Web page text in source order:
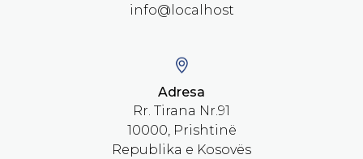
info@localhost
Adresa
Rr. Tirana Nr.91
10000, Prishtinë
Republika e Kosovës